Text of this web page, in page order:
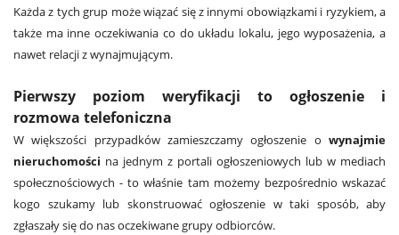
Każda z tych grup może wiązać się z innymi obowiązkami i ryzykiem, a
także ma inne oczekiwania co do układu lokalu, jego wyposażenia, a
nawet relacji z wynajmującym.
Pierwszy poziom weryfikacji to ogłoszenie i
rozmowa telefoniczna
W większości przypadków zamieszczamy ogłoszenie o wynajmie
nieruchomości na jednym z portali ogłoszeniowych lub w mediach
społecznościowych - to właśnie tam możemy bezpośrednio wskazać
kogo szukamy lub skonstruować ogłoszenie w taki sposób, aby
zgłaszały się do nas oczekiwane grupy odbiorców.